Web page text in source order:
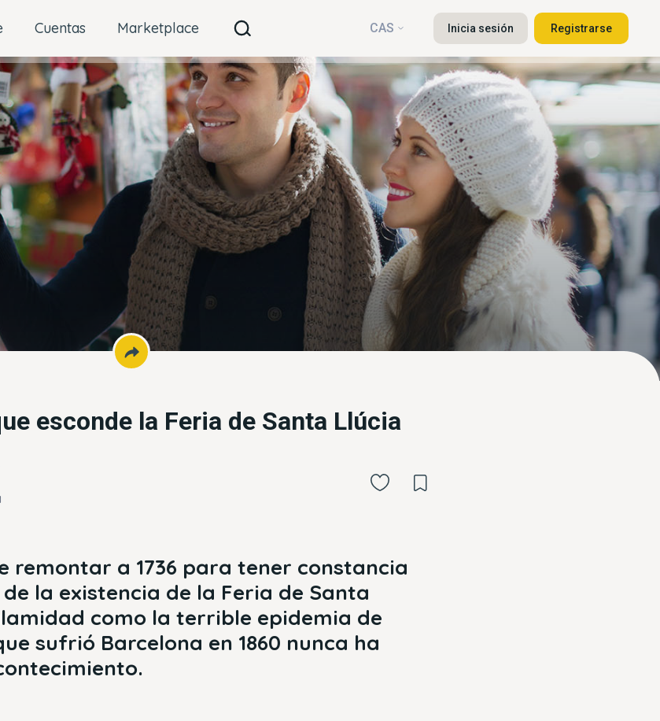
Cuentas Marketplace CAS Inicia sesión Registrarse
esconde la Feria de Santa Llúcia
remontar a 1736 para tener constancia
la existencia de la Feria de Santa
como la terrible epidemia de
sufrió Barcelona en 1860 nunca ha